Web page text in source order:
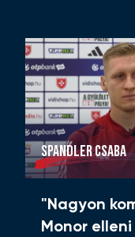
SPANDLER CSABA
"Nagyon
Monor